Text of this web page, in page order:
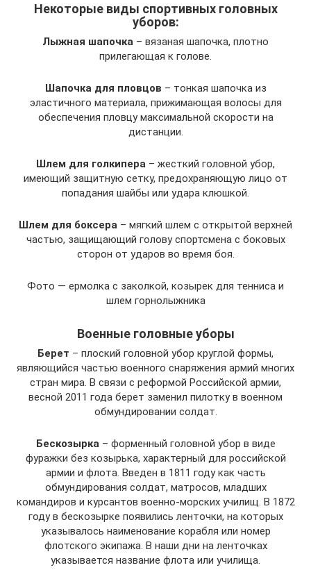
Некоторые виды спортивных головных
уборов:
Лыжная шапочка – вязаная шапочка, плотно
прилегающая к голове.
Шапочка для пловцов – тонкая шапочка из
эластичного материала, прижимающая волосы для
обеспечения пловцу максимальной скорости на
дистанции.
Шлем для голкипера – жесткий головной убор,
имеющий защитную сетку, предохраняющую лицо от
попадания шайбы или удара клюшкой.
Шлем для боксера – мягкий шлем с открытой верхней
частью, защищающий голову спортсмена с боковых
сторон от ударов во время боя.
Фото — ермолка с заколкой, козырек для тенниса и
шлем горнолыжника
Военные головные уборы
Берет – плоский головной убор круглой формы,
являющийся частью военного снаряжения армий многих
стран мира. В связи с реформой Российской армии,
весной 2011 года берет заменил пилотку в военном
обмундировании солдат.
Бескозырка – форменный головной убор в виде
фуражки без козырька, характерный для российской
армии и флота. Введен в 1811 году как часть
обмундирования солдат, матросов, младших
командиров и курсантов военно-морских училищ. В 1872
году в бескозырке появились ленточки, на которых
указывалось наименование корабля или номер
флотского экипажа. В наши дни на ленточках
указывается название флота или училища.